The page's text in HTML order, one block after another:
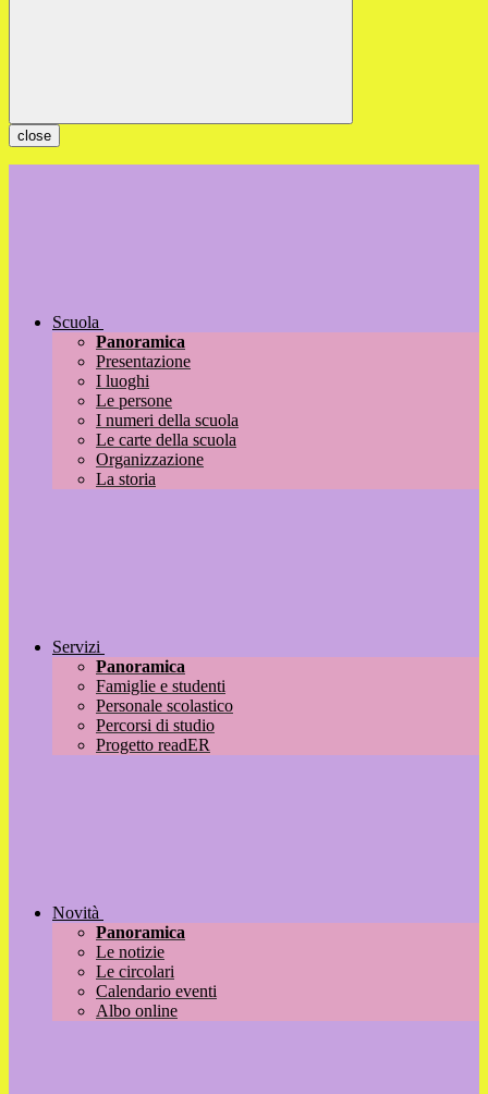
close
Scuola
Panoramica
Presentazione
I luoghi
Le persone
I numeri della scuola
Le carte della scuola
Organizzazione
La storia
Servizi
Panoramica
Famiglie e studenti
Personale scolastico
Percorsi di studio
Progetto readER
Novità
Panoramica
Le notizie
Le circolari
Calendario eventi
Albo online